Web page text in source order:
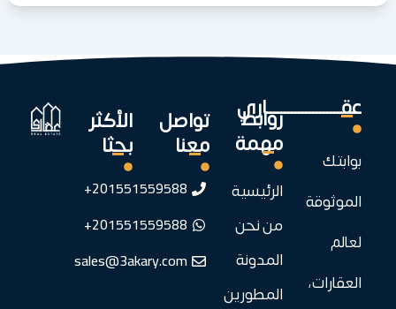
عقـــــــــــــــــــــاري
بوابتك
الموثوقة
لعالم
العقارات،
روابط
مهمة
الرئيسية
من نحن
المدونة
المطورين
تواصل
معنا
201551559588+
201551559588+
sales@3akary.com
الأكثر
بحثا